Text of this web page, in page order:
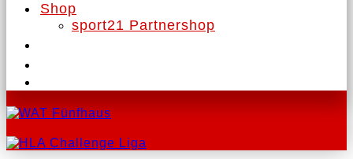
Shop
sport21 Partnershop